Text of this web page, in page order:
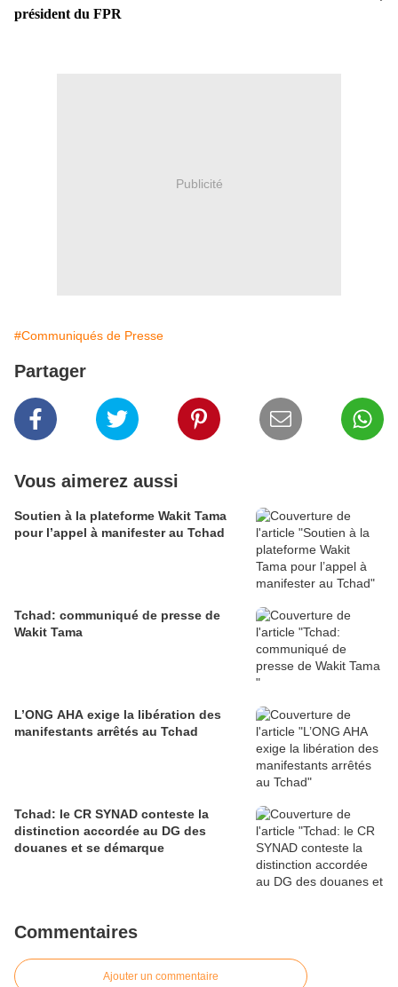
président du FPR
Publicité
#Communiqués de Presse
Partager
Vous aimerez aussi
Soutien à la plateforme Wakit Tama
pour l’appel à manifester au Tchad
Tchad: communiqué de presse de
Wakit Tama
L’ONG AHA exige la libération des
manifestants arrêtés au Tchad
Tchad: le CR SYNAD conteste la
distinction accordée au DG des
douanes et se démarque
Commentaires
Ajouter un commentaire